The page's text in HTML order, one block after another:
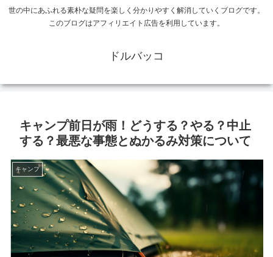
世の中にあふれる素朴な疑問を楽しく分かりやすく解消していくブログです。
このブログはアフィリエイト広告を利用しています。
ドルバッコ
キャンプ前日が雨！どうする？やる？中止
する？最悪な事態とぬかるみ対策について
キャンプ